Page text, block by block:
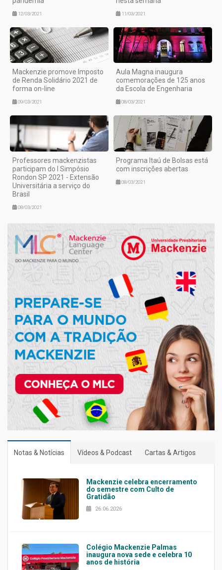
12/03/2021 11/03/2021
Mackenzie promove Imposto
de Renda Solidário 2021 de
forma on-line
09/03/2021
Aula Magna inaugura
comemorações de 125 anos
da Escola de Engenharia
08/03/2021
Professores mackenzistas
participam do I Simpósio
Rondon SP 2021 - Extensão
Universitária a serviço do
Brasil
08/03/2021
Programa Itaú de Bolsas está
com inscrições abertas
08/03/2021
Notas & Notícias Vídeos & Podcast Cartas & Artigos
Mackenzie celebra encerramento
do semestre com Culto de
Gratidão
26.06.2026
Colégio Mackenzie Palmas
inaugura nova sede e celebra 10
anos de história